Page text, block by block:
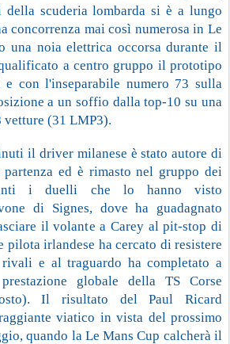
scuderia lombarda si è a lungo
concorrenza mai così numerosa in Le
una noia elettrica occorsa durante il
a centro gruppo il prototipo
con l'inseparabile numero 73 sulla
a un soffio dalla top-10 su una
(31 LMP3).
il driver milanese è stato autore di
ed è rimasto nel gruppo dei
i duelli che lo hanno visto
di Signes, dove ha guadagnato
il volante a Carey al pit-stop di
pilota irlandese ha cercato di resistere
e al traguardo ha completato a
globale della TS Corse
Il risultato del Paul Ricard
viatico in vista del prossimo
quando la Le Mans Cup calcherà il